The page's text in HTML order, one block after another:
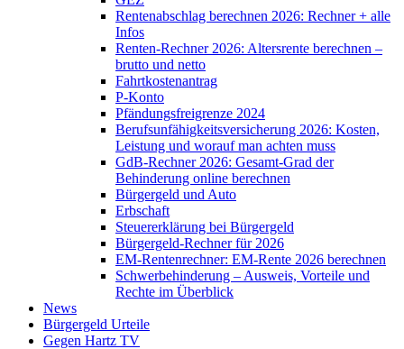
Rentenabschlag berechnen 2026: Rechner + alle
Infos
Renten-Rechner 2026: Altersrente berechnen –
brutto und netto
Fahrtkostenantrag
P-Konto
Pfändungsfreigrenze 2024
Berufsunfähigkeitsversicherung 2026: Kosten,
Leistung und worauf man achten muss
GdB-Rechner 2026: Gesamt-Grad der
Behinderung online berechnen
Bürgergeld und Auto
Erbschaft
Steuererklärung bei Bürgergeld
Bürgergeld-Rechner für 2026
EM-Rentenrechner: EM-Rente 2026 berechnen
Schwerbehinderung – Ausweis, Vorteile und
Rechte im Überblick
News
Bürgergeld Urteile
Gegen Hartz TV